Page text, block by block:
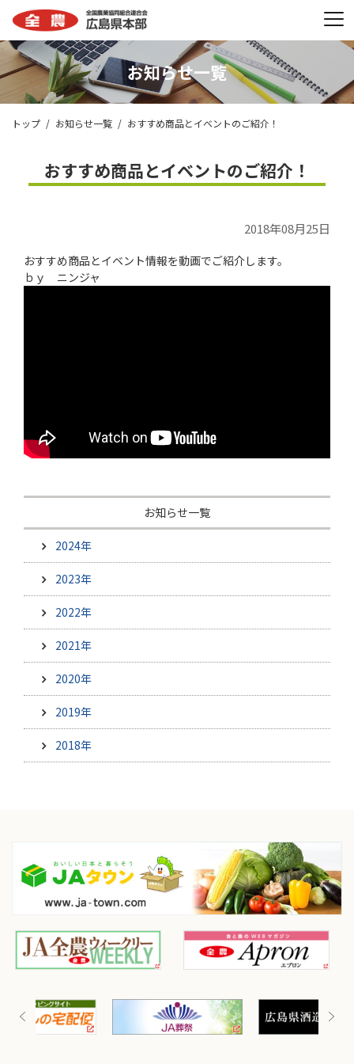
お知らせ一覧
トップ お知らせ一覧 おすすめ商品とイベントのご紹介！
おすすめ商品とイベントのご紹介！
2018年08月25日
おすすめ商品とイベント情報を動画でご紹介します。
ｂｙ ニンジャ
お知らせ一覧
2024年
2023年
2022年
2021年
2020年
2019年
2018年